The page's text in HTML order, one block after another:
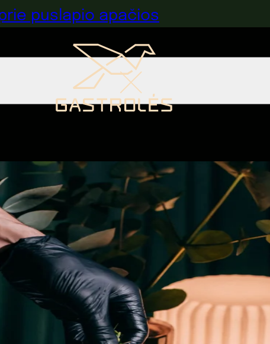
puslapio apačios